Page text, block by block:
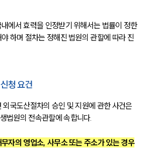
에서 효력을 인정받기 위해서는 법률이 정한
하며 절차는 정해진 법원의 관할에 따라 진
청 요건
외국도산절차의 승인 및 지원에 관한 사건은
법원의 전속관할에 속합니다.
자의 영업소, 사무소 또는 주소가 있는 경우